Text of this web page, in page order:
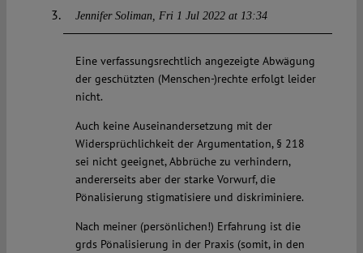
Jennifer Soliman Fri 1 Jul 2022 at 13:34
Eine verfassungsrechtlich angezeigte Abwägung
der geschützten (Menschen-)rechte erfolgt leider
nicht.
Auch keine Auseinandersetzung mit der
Widersprüchlichkeit der Argumentation, § 218
sei nicht geeignet, Abbrüche zu verhindern,
andererseits aber der starke Vorwurf, die
Pönalisierung stigmatisiere und diskriminiere.
Nach meiner (persönlichen!) Erfahrung ist die
grds Pönalisierung in der Praxis (somit, in den